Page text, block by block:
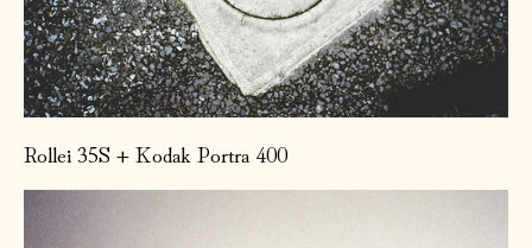
Rollei 35S + Kodak Portra 400